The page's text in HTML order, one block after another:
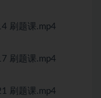
刷题课.mp4
刷题课.mp4
刷题课.mp4